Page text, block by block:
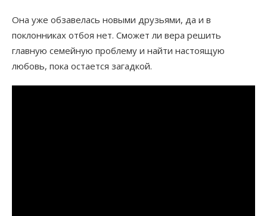
Она уже обзавелась новыми друзьями, да и в
поклонниках отбоя нет. Сможет ли вера решить
главную семейную проблему и найти настоящую
любовь, пока остается загадкой.